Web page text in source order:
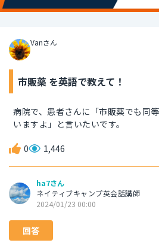
Vanさん
市販薬 を英語で教えて！
病院で、患者さんに「市販薬でも同
いますよ」と言いたいです。
0 1,446
ha7さん
ネイティブキャンプ英会話講師
2024/01/23 00:00
回答